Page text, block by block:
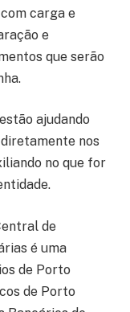
carga e
e
que serão
ajudando
nos
no que for
de
é uma
de Porto
de Porto